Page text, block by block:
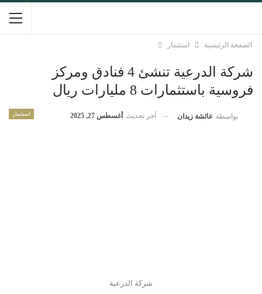
الصفحة الرئيسية استثمار
شركة الدرعية تنشئ 4 فنادق ومركز
فروسية باستثمارات 8 مليارات ريال
استثمار بواسطة عائشة زيدان آخر تحديث أغسطس 27, 2025
شركة الدرعية